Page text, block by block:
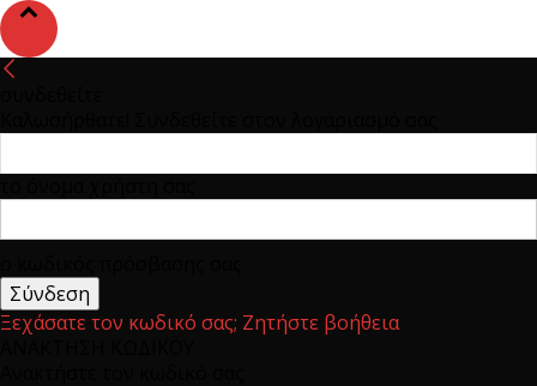
Ξεχάσατε τον κωδικό σας; Ζητήστε βοήθεια